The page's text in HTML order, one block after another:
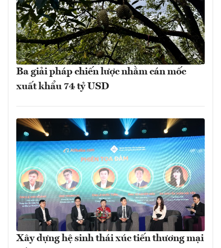
Ba giải pháp chiến lược nhằm cán mốc
xuất khẩu 74 tỷ USD
Xây dựng hệ sinh thái xúc tiến thương mại